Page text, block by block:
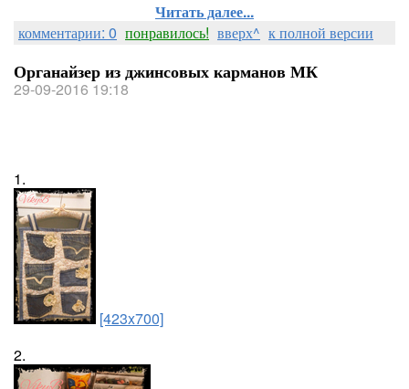
Читать далее...
комментарии: 0 понравилось! вверх^ к полной версии
Органайзер из джинсовых карманов МК
29-09-2016 19:18
1.
[423x700]
2.